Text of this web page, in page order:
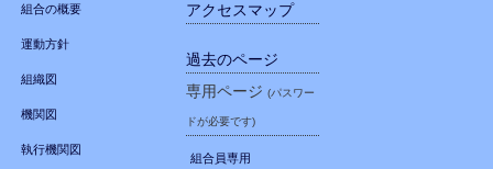
組合の概要
運動方針
組織図
機関図
執行機関図
アクセスマップ
過去のページ
専用ページ(パスワー
ドが必要です)
組合員専用